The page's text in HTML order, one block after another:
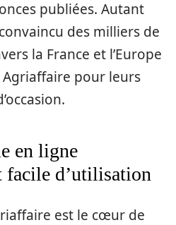
publiées. Autant
des milliers de
la France et l’Europe
pour leurs
en ligne
facile d’utilisation
est le cœur de